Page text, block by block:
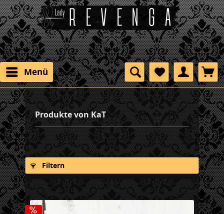
Menü
Produkte von KaT
Filtern